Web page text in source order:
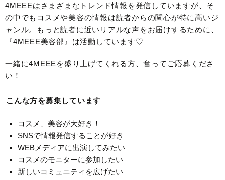
4MEEEはさまざまなトレンド情報を発信していますが、そ
の中でもコスメや美容の情報は読者からの関心が特に高いジ
ャンル。もっと読者に近いリアルな声をお届けするために、
『4MEEE美容部』は活動しています♡
一緒に4MEEEを盛り上げてくれる方、奮ってご応募くださ
い！
こんな方を募集しています
コスメ、美容が大好き！
SNSで情報発信することが好き
WEBメディアに出演してみたい
コスメのモニターに参加したい
新しいコミュニティを広げたい